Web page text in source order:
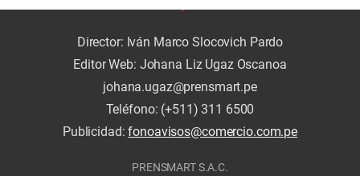
Director: Iván Marco Slocovich Pardo
Editor Web: Johana Liz Ugaz Oscanoa
johana.ugaz@prensmart.pe
Teléfono: (+511) 311 6500
Publicidad:fonoavisos@comercio.com.pe
PRENSMART S.A.C.